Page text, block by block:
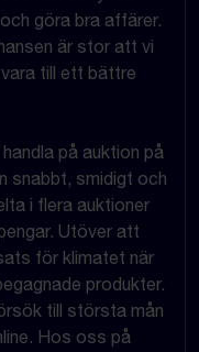
göra bra affärer.
är stor att vi
till ett bättre
på auktion på
snabbt, smidigt och
i flera auktioner
Utöver att
för klimatet när
produkter.
till största mån
Hos oss på